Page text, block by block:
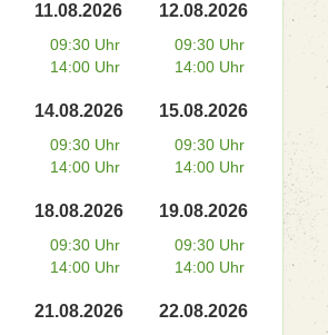
11.08.2026
09:30 Uhr
14:00 Uhr
12.08.2026
09:30 Uhr
14:00 Uhr
14.08.2026
09:30 Uhr
14:00 Uhr
15.08.2026
09:30 Uhr
14:00 Uhr
18.08.2026
09:30 Uhr
14:00 Uhr
19.08.2026
09:30 Uhr
14:00 Uhr
21.08.2026 22.08.2026